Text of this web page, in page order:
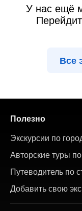
У нас ещё
Все
Полезно
Экскурсии по
Авторские туры
Путеводитель по
Добавить свою